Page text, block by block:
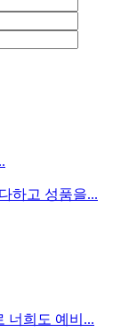
하고 성품을...
너희도 예비...